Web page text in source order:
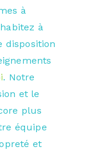
à
à
disposition
. Notre
et le
plus
équipe
et